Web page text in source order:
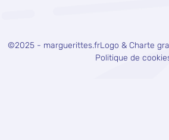
©2025 - marguerittes.frLogo & Charte
Politique de